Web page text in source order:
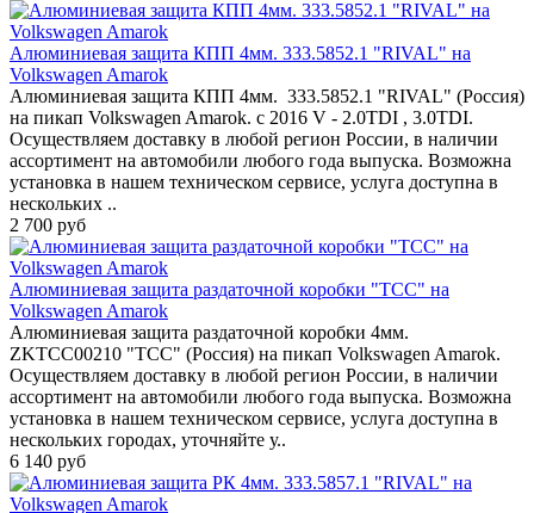
Алюминиевая защита КПП 4мм. 333.5852.1 "RIVAL" на
Volkswagen Amarok
Алюминиевая защита КПП 4мм. 333.5852.1 "RIVAL" (Россия)
на пикап Volkswagen Amarok. с 2016 V - 2.0TDI , 3.0TDI.
Осуществляем доставку в любой регион России, в наличии
ассортимент на автомобили любого года выпуска. Возможна
установка в нашем техническом сервисе, услуга доступна в
нескольких ..
2 700 руб
Алюминиевая защита раздаточной коробки "ТСС" на
Volkswagen Amarok
Алюминиевая защита раздаточной коробки 4мм.
ZKTCC00210 "ТСС" (Россия) на пикап Volkswagen Amarok.
Осуществляем доставку в любой регион России, в наличии
ассортимент на автомобили любого года выпуска. Возможна
установка в нашем техническом сервисе, услуга доступна в
нескольких городах, уточняйте у..
6 140 руб